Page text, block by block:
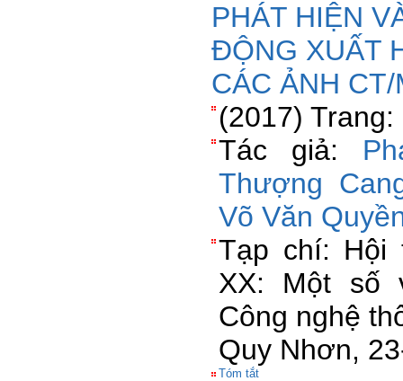
PHÁT HIỆN
ĐỘNG XUẤT
CÁC ẢNH CT/
(2017) Trang:
Tác giả:
Thượng
Võ Văn
Tạp chí: Hội
XX: Một số
Công nghệ
Quy Nhơn,
Tóm tắt